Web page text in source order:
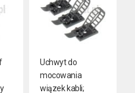
Uchwyt do
mocowania
wiązek kabli;